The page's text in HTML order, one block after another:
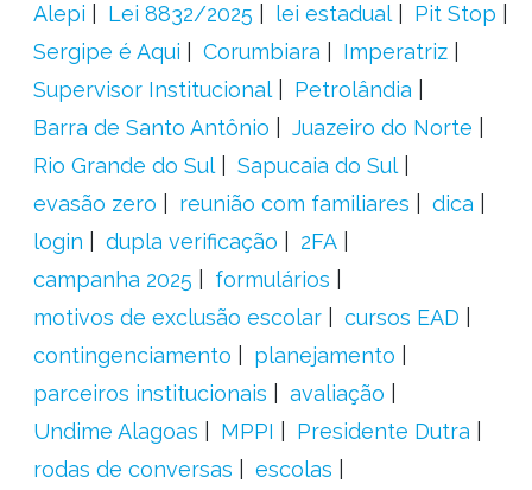
Alepi
Lei 8832/2025 lei estadual
Pit Stop
Sergipe é Aqui
Corumbiara
Imperatriz
Supervisor Institucional
Petrolândia
Barra de Santo Antônio
Juazeiro do Norte
Rio Grande do Sul
Sapucaia do Sul
evasão zero
reunião com familiares
dica
login
dupla verificação
2FA
campanha 2025
formulários
motivos de exclusão escolar
cursos EAD
contingenciamento
planejamento
parceiros institucionais
avaliação
Undime Alagoas
MPPI
Presidente Dutra
rodas de conversas
escolas